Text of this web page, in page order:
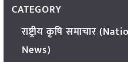
CATEGORY
राष्ट्रीय कृषि समाचार
News)